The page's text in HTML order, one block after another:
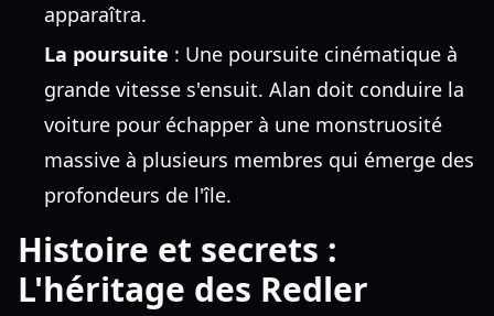
apparaîtra.
La poursuite : Une poursuite cinématique à
grande vitesse s'ensuit. Alan doit conduire la
voiture pour échapper à une monstruosité
massive à plusieurs membres qui émerge des
profondeurs de l'île.
Histoire et secrets :
L'héritage des Redler